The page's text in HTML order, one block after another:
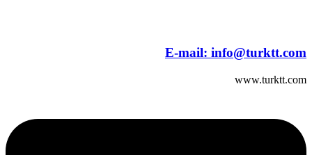
E-mail: info@turktt.com
www.turktt.com